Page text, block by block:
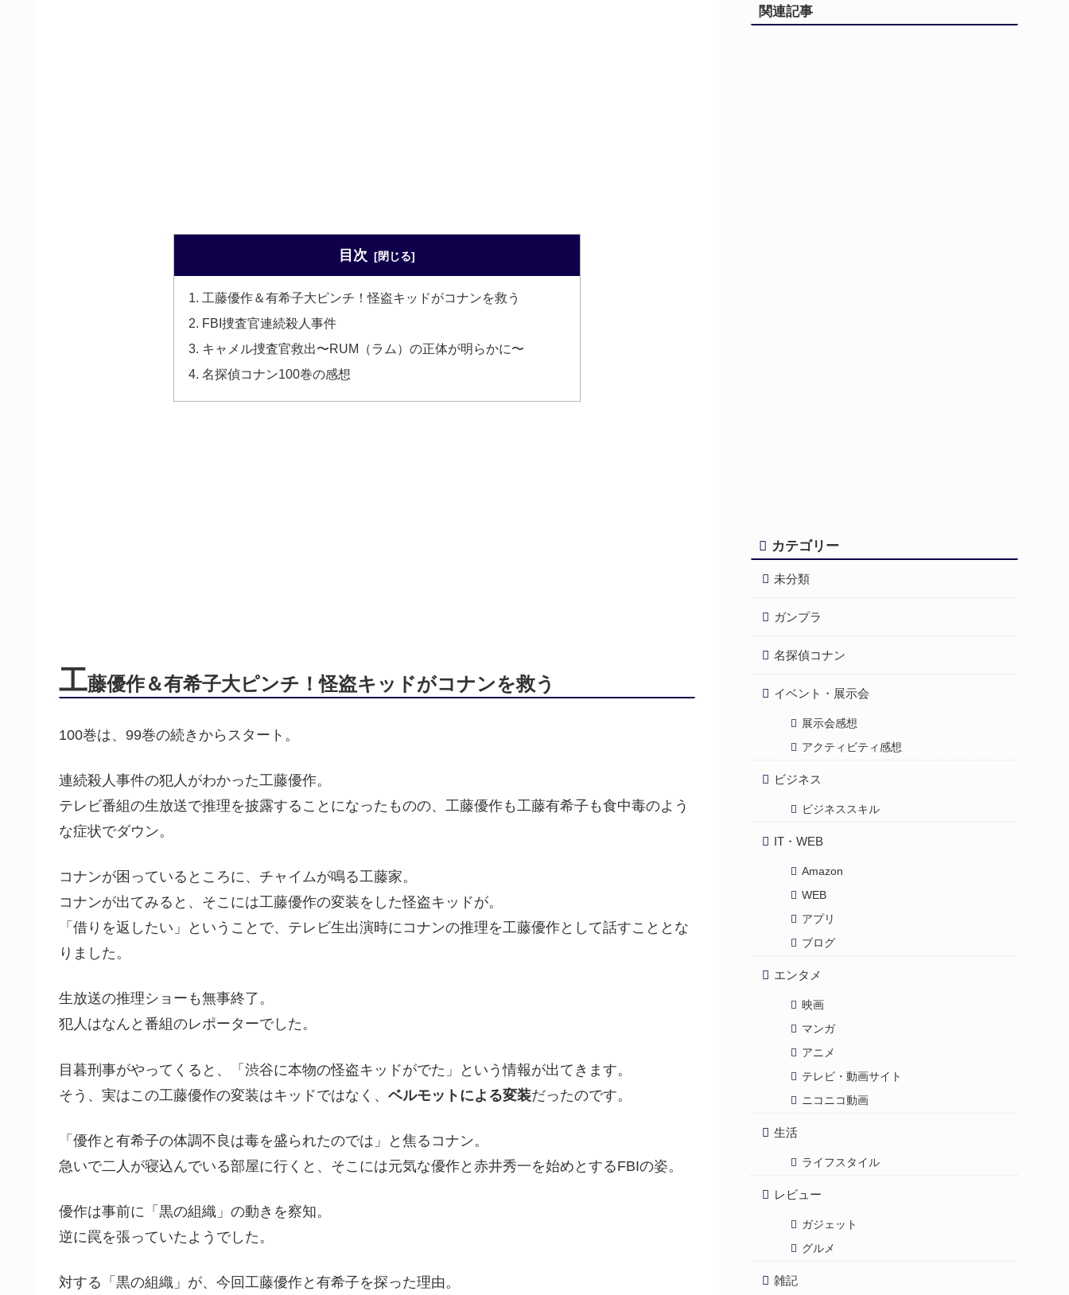
目次
工藤優作＆有希子大ピンチ！怪盗キッドがコナンを救う
FBI捜査官連続殺人事件
キャメル捜査官救出〜RUM（ラム）の正体が明らかに〜
名探偵コナン100巻の感想
工藤優作＆有希子大ピンチ！怪盗キッドがコナンを救う
100巻は、99巻の続きからスタート。
連続殺人事件の犯人がわかった工藤優作。
テレビ番組の生放送で推理を披露することになったものの、工藤優作も工藤有希子も食中毒のよう
な症状でダウン。
コナンが困っているところに、チャイムが鳴る工藤家。
コナンが出てみると、そこには工藤優作の変装をした怪盗キッドが。
「借りを返したい」ということで、テレビ生出演時にコナンの推理を工藤優作として話すこととな
りました。
生放送の推理ショーも無事終了。
犯人はなんと番組のレポーターでした。
目暮刑事がやってくると、「渋谷に本物の怪盗キッドがでた」という情報が出てきます。
そう、実はこの工藤優作の変装はキッドではなく、 ベルモットによる変装だったのです。
「優作と有希子の体調不良は毒を盛られたのでは」と焦るコナン。
急いで二人が寝込んでいる部屋に行くと、そこには元気な優作と赤井秀一を始めとするFBIの姿。
優作は事前に「黒の組織」の動きを察知。
逆に罠を張っていたようでした。
対する「黒の組織」が、今回工藤優作と有希子を探った理由。
関連記事
カテゴリー
未分類
ガンプラ
名探偵コナン
イベント・展示会
展示会感想
アクティビティ感想
ビジネス
ビジネススキル
IT・WEB
Amazon
WEB
アプリ
ブログ
エンタメ
映画
マンガ
アニメ
テレビ・動画サイト
ニコニコ動画
生活
ライフスタイル
レビュー
ガジェット
グルメ
雑記